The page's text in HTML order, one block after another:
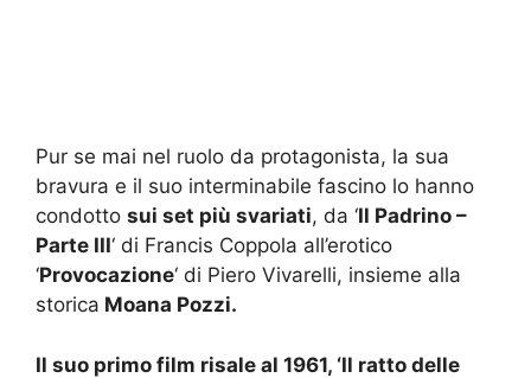
Pur se mai nel ruolo da protagonista, la sua
bravura e il suo interminabile fascino lo hanno
condotto sui set più svariati, da ‘Il Padrino –
Parte III‘ di Francis Coppola all’erotico
‘Provocazione‘ di Piero Vivarelli, insieme alla
storica Moana Pozzi.
Il suo primo film risale al 1961, ‘Il ratto delle